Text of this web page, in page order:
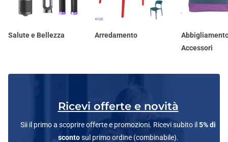
Salute e Bellezza Arredamento
Accessori
Ricevi offerte e novità
Sii il primo a scoprire offerte e promozioni. Ricevi subito il 5% di
scontosul primo ordine (combinabile).